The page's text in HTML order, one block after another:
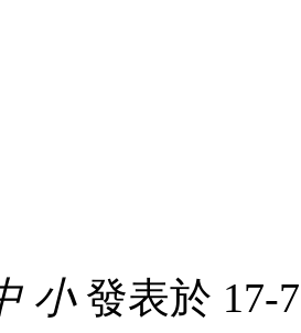
小發表於 17-